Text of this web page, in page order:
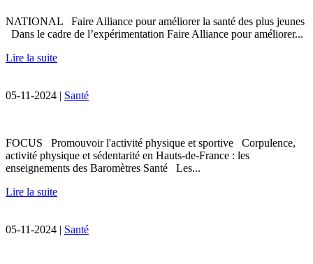
NATIONAL Faire Alliance pour améliorer la santé des plus jeunes
Dans le cadre de l’expérimentation Faire Alliance pour améliorer...
Lire la suite
05-11-2024 | Santé
FOCUS Promouvoir l'activité physique et sportive Corpulence,
activité physique et sédentarité en Hauts-de-France : les
enseignements des Baromètres Santé Les...
Lire la suite
05-11-2024 | Santé